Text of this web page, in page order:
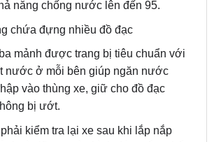
nước ở mỗi bên giúp ngăn nước
vào thùng xe, giữ cho đồ đạc
bị ướt.
kiểm tra lại xe sau khi lắp nắp
vì giữ nguyên hình dáng tổng thể